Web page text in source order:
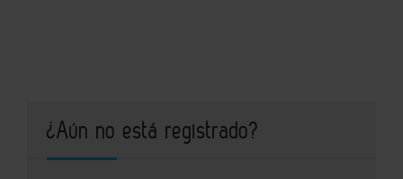
¿Aún no está registrado?